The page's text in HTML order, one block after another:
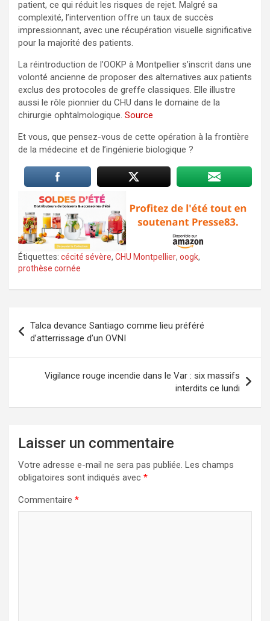
patient, ce qui réduit les risques de rejet. Malgré sa
complexité, l’intervention offre un taux de succès
impressionnant, avec une récupération visuelle significative
pour la majorité des patients.
La réintroduction de l’OOKP à Montpellier s’inscrit dans une
volonté ancienne de proposer des alternatives aux patients
exclus des protocoles de greffe classiques. Elle illustre
aussi le rôle pionnier du CHU dans le domaine de la
chirurgie ophtalmologique. Source
Et vous, que pensez-vous de cette opération à la frontière
de la médecine et de l’ingénierie biologique ?
Étiquettes: cécité sévère, CHU Montpellier, oogk,
prothèse cornée
de
l’article
Talca devance Santiago comme lieu préféré
d’atterrissage d’un OVNI
Vigilance rouge incendie dans le Var : six massifs
interdits ce lundi
Laisser un commentaire
Votre adresse e-mail ne sera pas publiée. Les champs
obligatoires sont indiqués avec *
Commentaire *